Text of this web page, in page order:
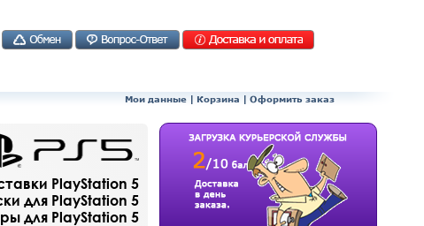
Мои данные | Корзина | Оформить заказ
PlayStation 5
для PlayStation 5
для PlayStation 5